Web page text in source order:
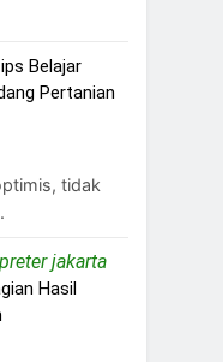
Belajar
Pertanian
tidak
jakarta
Hasil